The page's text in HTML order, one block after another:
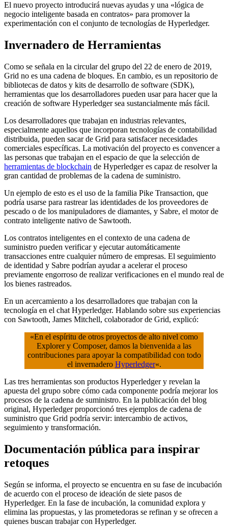
El nuevo proyecto introducirá nuevas ayudas y una «lógica de
negocio inteligente basada en contratos» para promover la
experimentación con el conjunto de tecnologías de Hyperledger.
Invernadero de Herramientas
Como se señala en la circular del grupo del 22 de enero de 2019,
Grid no es una cadena de bloques. En cambio, es un repositorio de
bibliotecas de datos y kits de desarrollo de software (SDK),
herramientas que los desarrolladores pueden usar para hacer que la
creación de software Hyperledger sea sustancialmente más fácil.
Los desarrolladores que trabajan en industrias relevantes,
especialmente aquellos que incorporan tecnologías de contabilidad
distribuida, pueden sacar de Grid para satisfacer necesidades
comerciales específicas. La motivación del proyecto es convencer a
las personas que trabajan en el espacio de que la selección de
herramientas de blockchain de Hyperledger es capaz de resolver la
gran cantidad de problemas de la cadena de suministro.
Un ejemplo de esto es el uso de la familia Pike Transaction, que
podría usarse para rastrear las identidades de los proveedores de
pescado o de los manipuladores de diamantes, y Sabre, el motor de
contrato inteligente nativo de Sawtooth.
Los contratos inteligentes en el contexto de una cadena de
suministro pueden verificar y ejecutar automáticamente
transacciones entre cualquier número de empresas. El seguimiento
de identidad y Sabre podrían ayudar a acelerar el proceso
previamente engorroso de realizar verificaciones en el mundo real de
los bienes rastreados.
En un acercamiento a los desarrolladores que trabajan con la
tecnología en el chat Hyperledger. Hablando sobre sus experiencias
con Sawtooth, James Mitchell, colaborador de Grid, explicó:
«En el espíritu de otros proyectos de alto nivel como
Explorer y Composer, damos la bienvenida a las
contribuciones para apoyar la compatibilidad con todo
el invernadero Hyperledger«.
Las tres herramientas son productos Hyperledger y revelan la
apuesta del grupo sobre cómo cada componente podría mejorar los
procesos de la cadena de suministro. En la publicación del blog
original, Hyperledger proporcionó tres ejemplos de cadena de
suministro que Grid podría servir: intercambio de activos,
seguimiento y transformación.
Documentación pública para inspirar
retoques
Según se informa, el proyecto se encuentra en su fase de incubación
de acuerdo con el proceso de ideación de siete pasos de
Hyperledger. En la fase de incubación, la comunidad explora y
elimina las propuestas, y las prometedoras se refinan y se ofrecen a
quienes buscan trabajar con Hyperledger.